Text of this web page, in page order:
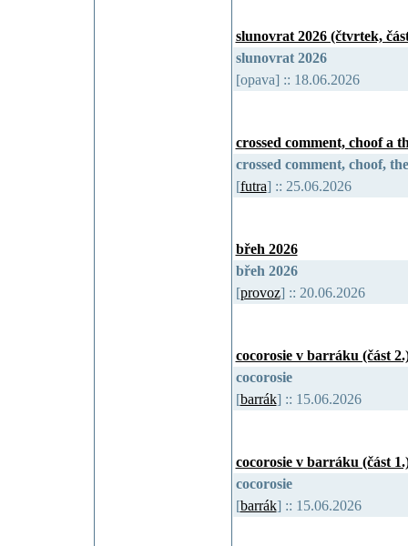
slunovrat 2026 (čtvrtek,
slunovrat 2026
[opava] :: 18.06.2026
crossed comment, choof a
crossed comment, choof,
[futra] :: 25.06.2026
břeh 2026
břeh 2026
[provoz] :: 20.06.2026
cocorosie v barráku (část
cocorosie
[barrák] :: 15.06.2026
cocorosie v barráku (část
cocorosie
[barrák] :: 15.06.2026